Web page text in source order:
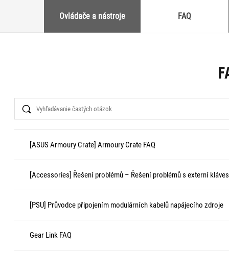
Ovládače a nástroje FAQ
Search
[ASUS Armoury Crate] Armoury Crate FAQ
[Accessories] Řešení problémů – Řešení problémů s externí
[PSU] Průvodce připojením modulárních kabelů napájecího zdroje
Gear Link FAQ